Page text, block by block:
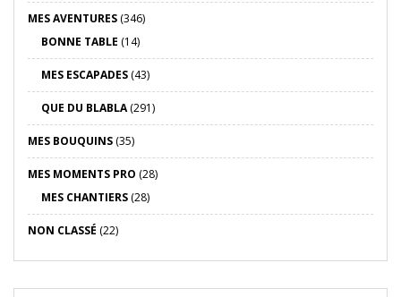
MES AVENTURES (346)
BONNE TABLE (14)
MES ESCAPADES (43)
QUE DU BLABLA(291)
MES BOUQUINS (35)
MES MOMENTS PRO (28)
MES CHANTIERS (28)
NON CLASSÉ (22)